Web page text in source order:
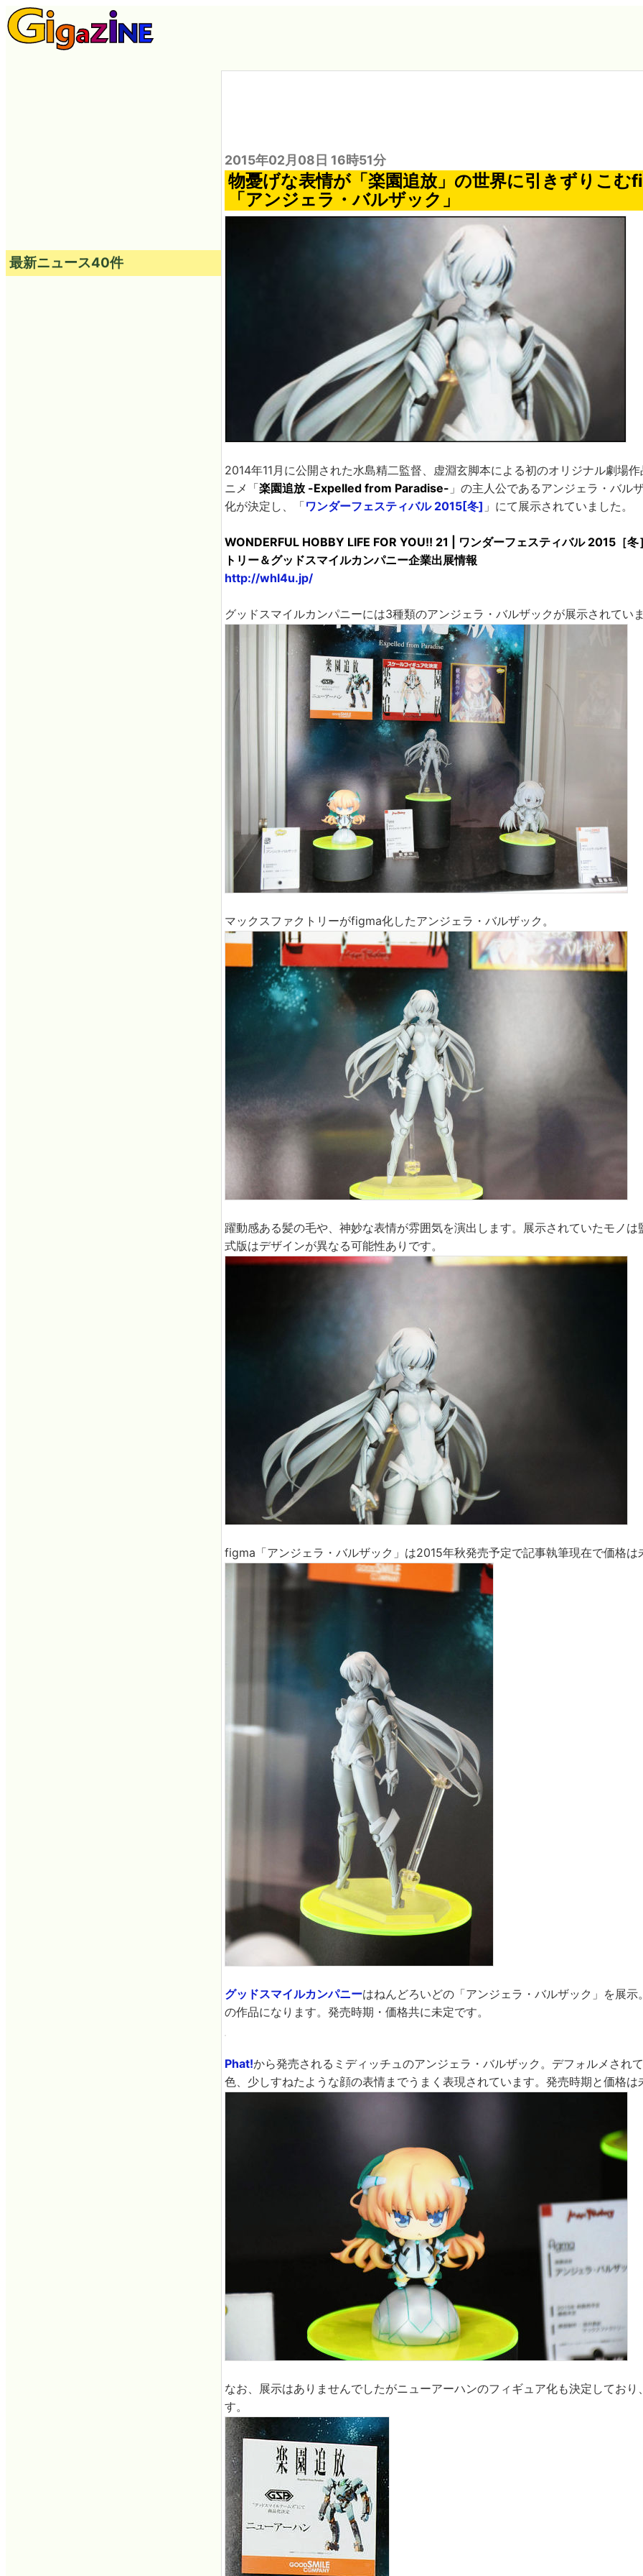
2015年02月08日 16時51分
物憂げな表情が「楽園追放」の世界に引きずりこむ
「アンジェラ・バルザック」
2014年11月に公開された水島精二監督、虚淵玄脚本による初のオリジナル劇場
ニメ「楽園追放 -Expelled from Paradise- 」の主人公であるアンジェラ・バル
化が決定し、「ワンダーフェスティバル 2015[冬] 」にて展示されていました。
WONDERFUL HOBBY LIFE FOR YOU!! 21 | ワンダーフェスティバル 2015［
トリー＆グッドスマイルカンパニー企業出展情報
http://whl4u.jp/
グッドスマイルカンパニーには3種類のアンジェラ・バルザックが展示されてい
マックスファクトリーがfigma化したアンジェラ・バルザック。
躍動感ある髪の毛や、神妙な表情が雰囲気を演出します。展示されていたモノは
式版はデザインが異なる可能性ありです。
figma「アンジェラ・バルザック」は2015年秋発売予定で記事執筆現在で価格は
グッドスマイルカンパニーはねんどろいどの「アンジェラ・バルザック」を展示
の作品になります。発売時期・価格共に未定です。
Phat!から発売されるミディッチュのアンジェラ・バルザック。デフォルメされ
色、少しすねたような顔の表情までうまく表現されています。発売時期と価格は
なお、展示はありませんでしたがニューアーハンのフィギュア化も決定しており
す。
最新ニュース40件